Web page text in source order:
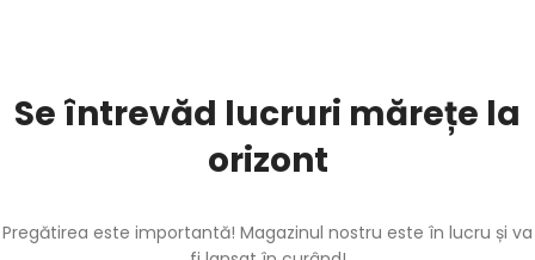
Se întrevăd lucruri mărețe la
orizont
Pregătirea este importantă! Magazinul nostru este în lucru și va